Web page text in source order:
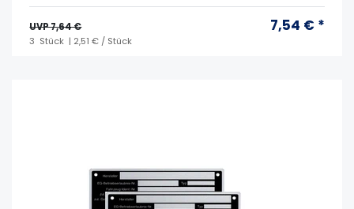
UVP 7,64 € 7,54 € *
3 Stück | 2,51 € / Stück